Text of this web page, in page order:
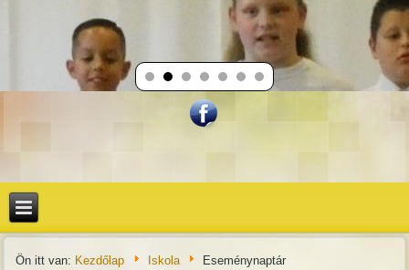
Ön itt van: Kezdőlap Iskola Eseménynaptár